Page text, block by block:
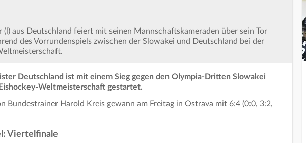
(l) aus Deutschland feiert mit seinen Mannschaftskameraden über sein Tor
des Vorrundenspiels zwischen der Slowakei und Deutschland bei der
Deutschland ist mit einem Sieg gegen den Olympia-Dritten Slowakei
Weltmeisterschaft gestartet.
Bundestrainer Harold Kreis gewann am Freitag in Ostrava mit 6:4 (0:0, 3:2,
Viertelfinale